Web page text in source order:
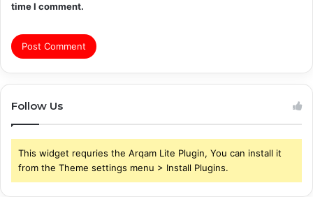
time I comment.
Follow Us
This widget requries the Arqam Lite Plugin, You can install it
from the Theme settings menu > Install Plugins.